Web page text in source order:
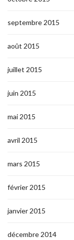
septembre 2015
août 2015
juillet 2015
juin 2015
mai 2015
avril 2015
mars 2015
février 2015
janvier 2015
décembre 2014